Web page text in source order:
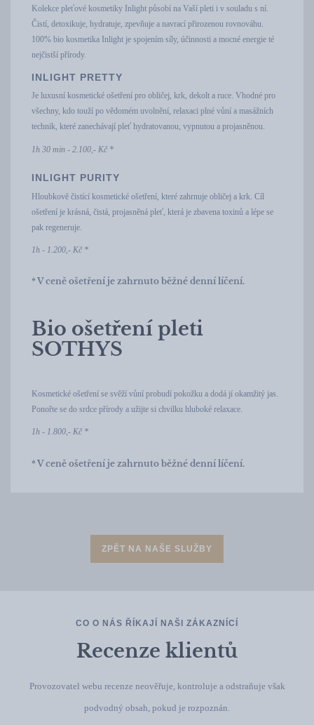
Kolekce pleťové kosmetiky Inlight působí na Vaší pleti i v souladu s ní.
Čistí, detoxikuje, hydratuje, zpevňuje a navrací přirozenou rovnováhu.
100% bio kosmetika Inlight je spojením síly, účinnosti a mocné energie té
nejčistší přírody.
INLIGHT PRETTY
Je luxusní kosmetické ošetření pro obličej, krk, dekolt a ruce. Vhodné pro
všechny, kdo touží po vědomém uvolnění, relaxaci plné vůní a masážních
technik, které zanechávají pleť hydratovanou, vypnutou a projasněnou.
1h 30 min - 2.100,- Kč *
INLIGHT PURITY
Hloubkově čistící kosmetické ošetření, které zahrnuje obličej a krk. Cíl
ošetření je krásná, čistá, projasněná pleť, která je zbavena toxinů a lépe se
pak regeneruje.
1h - 1.200,- Kč *
* V ceně ošetření je zahrnuto běžné denní líčení.
Bio ošetření pleti
SOTHYS
Kosmetické ošetření se svěží vůní probudí pokožku a dodá jí okamžitý jas.
Ponořte se do srdce přírody a užijte si chvilku hluboké relaxace.
1h - 1.800,- Kč *
* V ceně ošetření je zahrnuto běžné denní líčení.
ZPĚT NA NAŠE SLUŽBY
CO O NÁS ŘÍKAJÍ NAŠI ZÁKAZNÍCÍ
Recenze klientů
Provozovatel webu recenze neověřuje, kontroluje a odstraňuje však
podvodný obsah, pokud je rozpoznán.